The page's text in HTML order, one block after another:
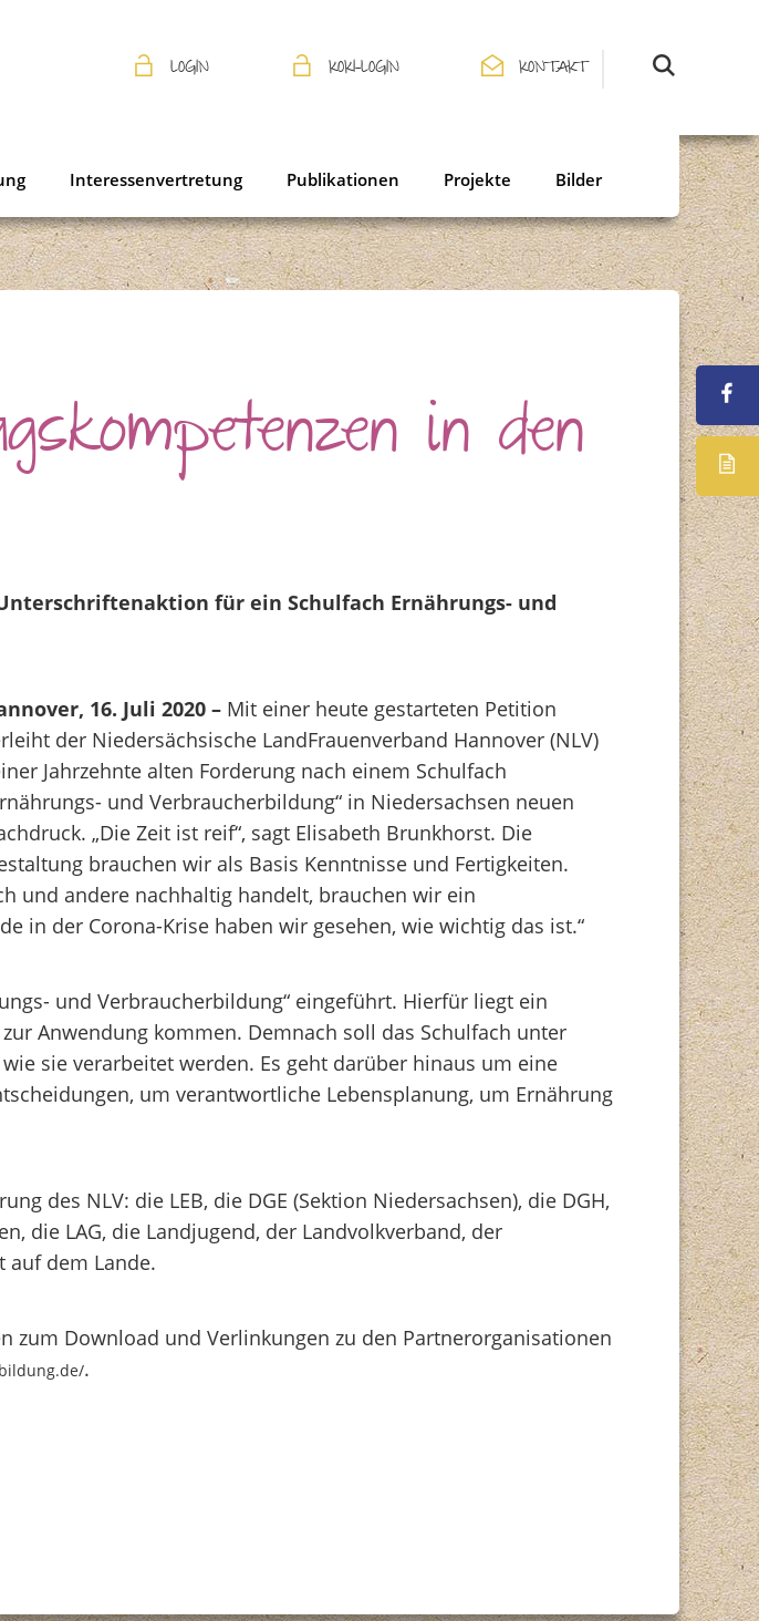
LOGIN KOKI-LOGIN KONTAKT
Interessenvertretung Publikationen Projekte Bilder
in den
für ein Schulfach Ernährungs- und
16. Juli 2020 – Mit einer heute gestarteten Petition
der Niedersächsische LandFrauenverband Hannover (NLV)
Jahrzehnte alten Forderung nach einem Schulfach
und Verbraucherbildung“ in Niedersachsen neuen
„Die Zeit ist reif“, sagt Elisabeth Brunkhorst. Die
brauchen wir als Basis Kenntnisse und Fertigkeiten.
und andere nachhaltig handelt, brauchen wir ein
in der Corona-Krise haben wir gesehen, wie wichtig das ist.“
und Verbraucherbildung“ eingeführt. Hierfür liegt ein
Anwendung kommen. Demnach soll das Schulfach unter
sie verarbeitet werden. Es geht darüber hinaus um eine
um verantwortliche Lebensplanung, um Ernährung
des NLV: die LEB, die DGE (Sektion Niedersachsen), die DGH,
die LAG, die Landjugend, der Landvolkverband, der
auf dem Lande.
Download und Verlinkungen zu den Partnerorganisationen
.